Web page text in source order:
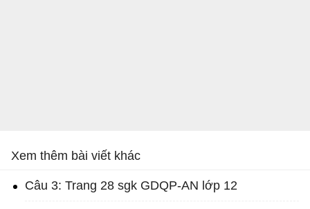
Xem thêm bài viết khác
Câu 3: Trang 28 sgk GDQP-AN lớp 12